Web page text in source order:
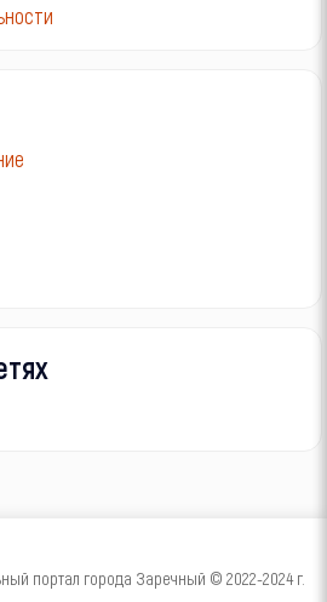
портал города Заречный © 2022-2024 г.